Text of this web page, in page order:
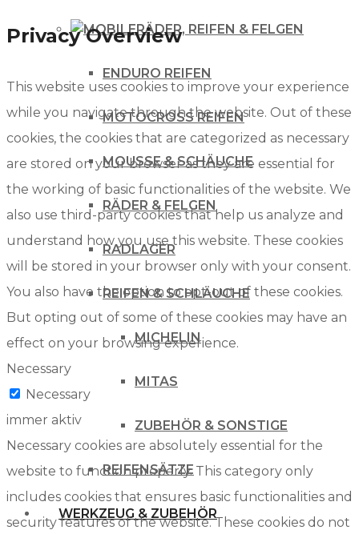
RÄDER, REIFEN & FELGEN
ENDURO REIFEN
MOTOCROSS REIFEN
MOUSSE & SCHÄUCHE
RÄDER & FELGEN
RADLAGER
REIFEN & SCHLÄUCHE
MICHELIN
MITAS
ZUBEHÖR & SONSTIGE
REIFENSÄTZE
WERKZEUG & ZUBEHÖR
Privacy Overview
This website uses cookies to improve your experience
while you navigate through the website. Out of these
cookies, the cookies that are categorized as necessary
are stored on your browser as they are essential for
the working of basic functionalities of the website. We
also use third-party cookies that help us analyze and
understand how you use this website. These cookies
will be stored in your browser only with your consent.
You also have the option to opt-out of these cookies.
But opting out of some of these cookies may have an
effect on your browsing experience.
Necessary
Necessary
immer aktiv
Necessary cookies are absolutely essential for the
website to function properly. This category only
includes cookies that ensures basic functionalities and
security features of the website. These cookies do not